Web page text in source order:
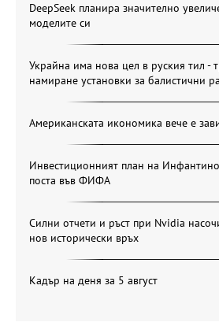
DeepSeek планира значително
моделите си
Украйна има нова цел в руския тил -
намиране установки за балистични
Американската икономика вече е
Инвестиционният план на
поста във ФИФА
Силни отчети и ръст при Nvidia
нов исторически връх
Кадър на деня за 5 август